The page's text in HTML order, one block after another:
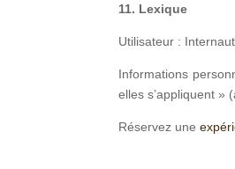
11. Lexique
Utilisateur :
Informations
elles s’appliquent »
Réservez une